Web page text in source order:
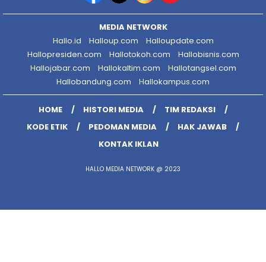
MEDIA NETWORK
Hallo.id
Halloup.com
Halloupdate.com
Hallopresiden.com
Hallotokoh.com
Hallobisnis.com
Hallojabar.com
Hallokaltim.com
Hallotangsel.com
Hallobandung.com
Hallokampus.com
HOME HISTORI MEDIA
TIM REDAKSI
KODE ETIK
PEDOMAN MEDIA
HAK JAWAB
KONTAK IKLAN
HALLO MEDIA NETWORK @ 2023